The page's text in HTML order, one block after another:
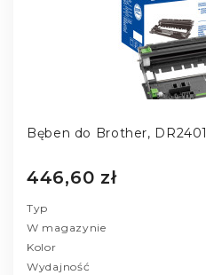
Bęben do Brother, DR2401
446,60 zł
Typ
W magazynie
Kolor
Wydajność